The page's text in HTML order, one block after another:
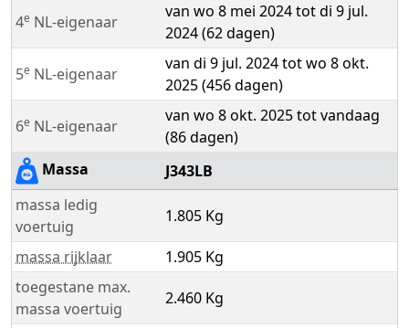
4e NL-eigenaar
van wo 8 mei 2024 tot di 9 jul.
2024 (62 dagen)
5e NL-eigenaar
van di 9 jul. 2024 tot wo 8 okt.
2025 (456 dagen)
6e NL-eigenaar
van wo 8 okt. 2025 tot vandaag
(86 dagen)
Massa
J343LB
massa ledig
voertuig
1.805 Kg
massa rijklaar
1.905 Kg
toegestane max.
massa voertuig
2.460 Kg